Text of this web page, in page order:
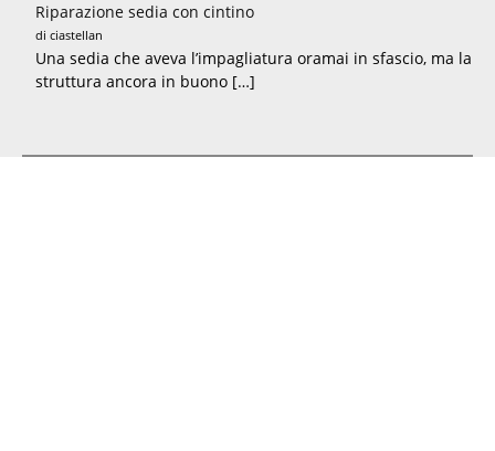
Riparazione sedia con cintino
di ciastellan
Una sedia che aveva l’impagliatura oramai in sfascio, ma la
struttura ancora in buono […]